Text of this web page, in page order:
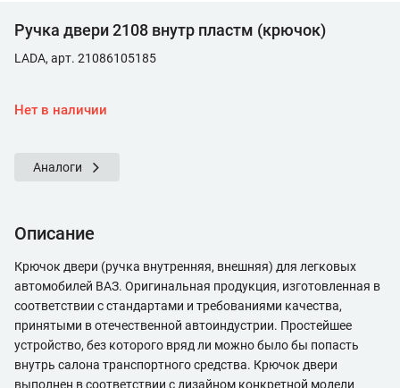
Ручка двери 2108 внутр пластм (крючок)
LADA, арт. 21086105185
Нет в наличии
Аналоги
Описание
Крючок двери (ручка внутренняя, внешняя) для легковых
автомобилей ВАЗ. Оригинальная продукция, изготовленная в
соответствии с стандартами и требованиями качества,
принятыми в отечественной автоиндустрии. Простейшее
устройство, без которого вряд ли можно было бы попасть
внутрь салона транспортного средства. Крючок двери
выполнен в соответствии с дизайном конкретной модели